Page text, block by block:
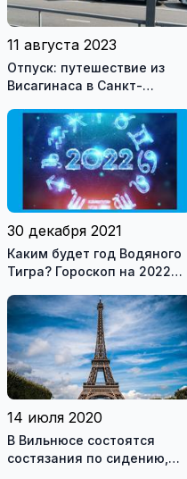
11 августа 2023
Отпуск: путешествие из
Висагинаса в Санкт-
границы
30 декабря 2021
Каким будет год Водяного
Тигра? Гороскоп на 2022
зодиака
14 июля 2020
В Вильнюсе состоятся
состязания по сидению,